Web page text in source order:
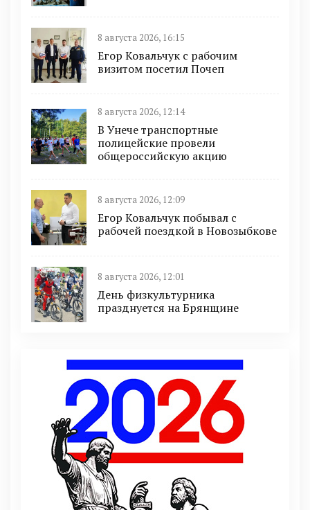
8 августа 2026, 16:15
Егор Ковальчук с рабочим
визитом посетил Почеп
8 августа 2026, 12:14
В Унече транспортные
полицейские провели
общероссийскую акцию
8 августа 2026, 12:09
Егор Ковальчук побывал с
рабочей поездкой в Новозыбкове
8 августа 2026, 12:01
День физкультурника
празднуется на Брянщине